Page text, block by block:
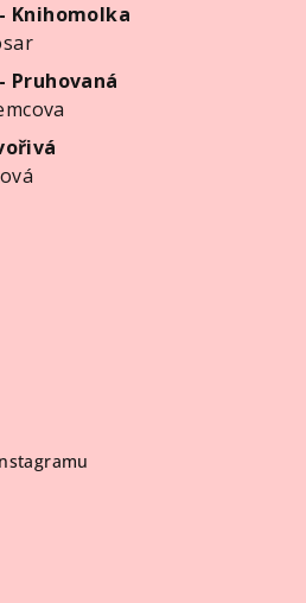
Knihomolka
je 5 z 5 hvězdiček.
Pruhovaná
je 5 z 5 hvězdiček.
je 5 z 5 hvězdiček.